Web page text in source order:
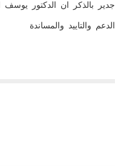
جدير بالذكر ان الدكتور
الدعم والتاييد والمساندة